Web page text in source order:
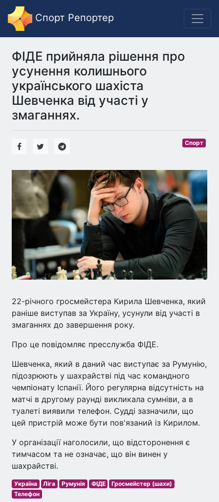
Спорт Репортер
ФІДЕ прийняла рішення про
усунення колишнього
українського шахіста
Шевченка від участі у
змаганнях.
Спорт
22-річного гросмейстера Кирила Шевченка, який
раніше виступав за Україну, усунули від участі в
змаганнях до завершення року.
Про це повідомляє пресслужба ФІДЕ.
Шевченка, який в даний час виступає за Румунію,
підозрюють у шахрайстві під час командного
чемпіонату Іспанії. Його регулярна відсутність на
матчі в другому раунді викликала сумніви, а в
туалеті виявили телефон. Судді зазначили, що
цей пристрій може бути пов'язаний із Кирилом.
У організації наголосили, що відсторонення є
тимчасом та не означає, що він винен у
шахрайстві.
Україна Ліга Румунія ФІДЕ
Гросмейстер (шахи)
Телефон